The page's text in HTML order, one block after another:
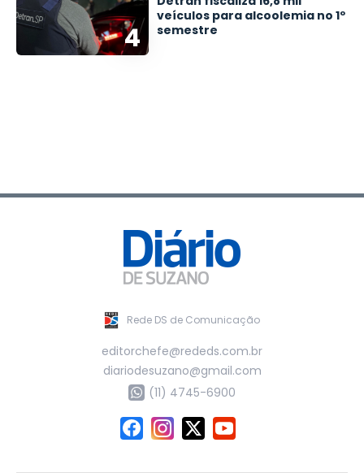
4
veículos para alcoolemia no 1º
semestre
Rede DS de Comunicação
editorchefe@rededs.com.br
diariodesuzano@gmail.com
(11) 4745-6900